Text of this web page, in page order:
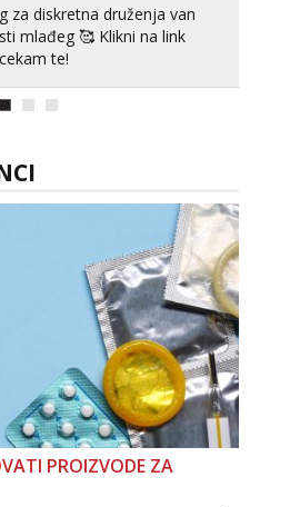
677- Kod: #87
677- Kod: #123
- Kod: #142
677- Kod: #72
min
me kada se oslobodi
za diskretna druženja van
🥰 Klikni na link
te!
PROIZVODE ZA